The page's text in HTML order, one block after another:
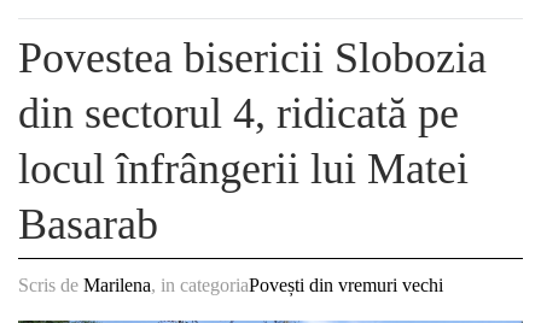
Povestea bisericii Slobozia
din sectorul 4, ridicată pe
locul înfrângerii lui Matei
Basarab
Scris de Marilena, in categoriaPovești din vremuri vechi